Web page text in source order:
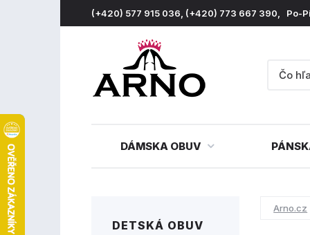
(+420) 577 915 036, (+420) 773 667 390, Po-
DÁMSKA OBUV
DETSKÁ OBUV
Arno.cz